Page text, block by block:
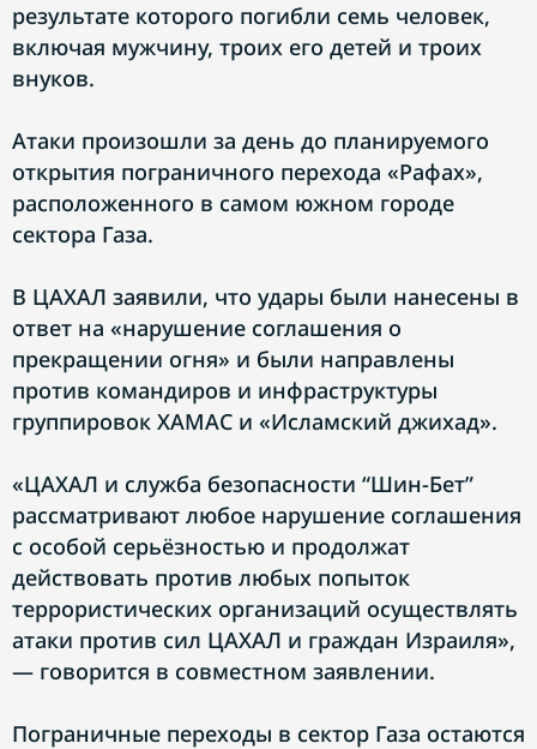
результате которого погибли семь человек,
включая мужчину, троих его детей и троих
внуков.
Атаки произошли за день до планируемого
открытия пограничного перехода «Рафах»,
расположенного в самом южном городе
сектора Газа.
В ЦАХАЛ заявили, что удары были нанесены в
ответ на «нарушение соглашения о
прекращении огня» и были направлены
против командиров и инфраструктуры
группировок ХАМАС и «Исламский джихад».
«ЦАХАЛ и служба безопасности “Шин-Бет”
рассматривают любое нарушение соглашения
с особой серьёзностью и продолжат
действовать против любых попыток
террористических организаций осуществлять
атаки против сил ЦАХАЛ и граждан Израиля»,
— говорится в совместном заявлении.
Пограничные переходы в сектор Газа остаются